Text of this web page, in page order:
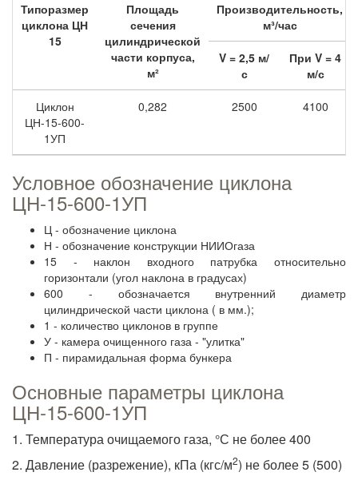
Типоразмер
циклона ЦН
15
Площадь
сечения
цилиндрической
части корпуса,
м²
Производительность,
м³/час
V = 2,5 м/
с
При V = 4
м/с
Циклон
ЦН-15-600-
1УП
0,282 2500 4100
Условное обозначение циклона
ЦН-15-600-1УП
Ц - обозначение циклона
Н - обозначение конструкции НИИОгаза
15 - наклон входного патрубка относительно
горизонтали (угол наклона в градусах)
600 - обозначается внутренний диаметр
цилиндрической части циклона ( в мм.);
1 - количество циклонов в группе
У - камера очищенного газа - "улитка"
П - пирамидальная форма бункера
Основные параметры циклона
ЦН-15-600-1УП
1. Температура очищаемого газа, °С не более 400
2. Давление (разрежение), кПа (кгс/м2) не более 5 (500)